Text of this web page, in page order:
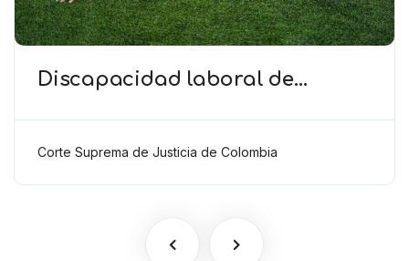
Discapacidad laboral de
de trabajadores con
discapacidad se presume
discriminatorio a menos que el
empleador demuestre una justa
Corte Suprema de Justicia de Colombia